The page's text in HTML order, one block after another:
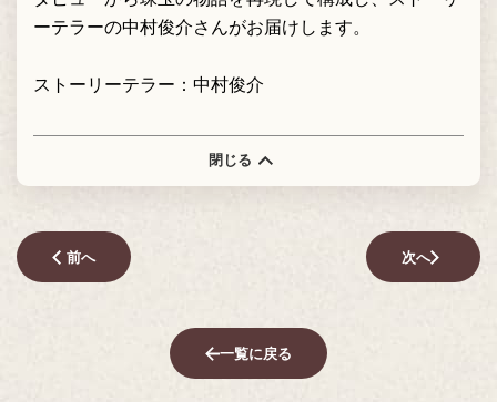
ーテラーの中村俊介さんがお届けします。
ストーリーテラー：中村俊介
閉じる
前へ 次へ
一覧に戻る